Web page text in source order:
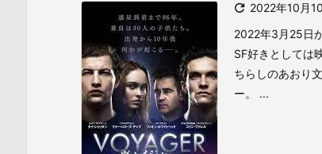
 2022年10月
2022年3月25日
SF好きとしては
ちらしのあおり
ー。 ...